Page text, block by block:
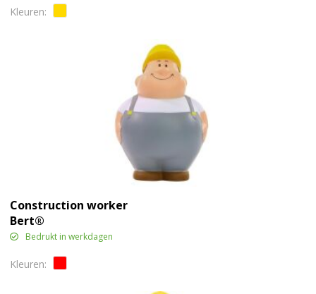
Construction worker
Bert®
Bedrukt in werkdagen